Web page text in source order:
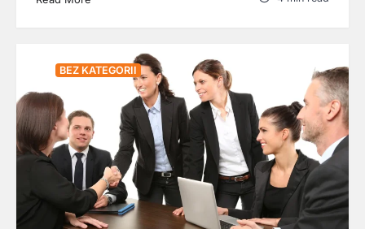
BEZ KATEGORII